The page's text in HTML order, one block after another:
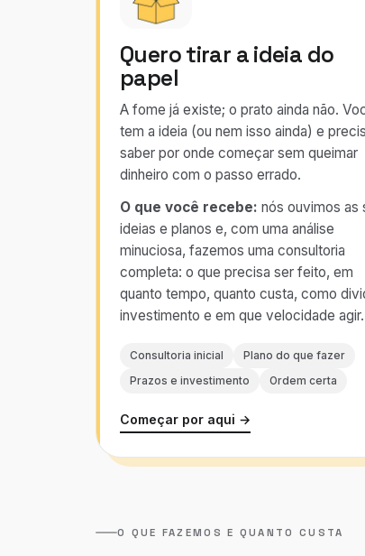
Quero tirar a ideia do
papel
A fome já existe; o prato ainda não.
tem a ideia (ou nem isso ainda) e
saber por onde começar sem queimar
dinheiro com o passo errado.
O que você recebe: nós ouvimos as
ideias e planos e, com uma análise
minuciosa, fazemos uma consultoria
completa: o que precisa ser feito, em
quanto tempo, quanto custa, como
investimento e em que velocidade agir.
Consultoria inicial
Plano do que fazer
Prazos e investimento
Ordem certa
Começar por aqui →
O QUE FAZEMOS E QUANTO CUSTA